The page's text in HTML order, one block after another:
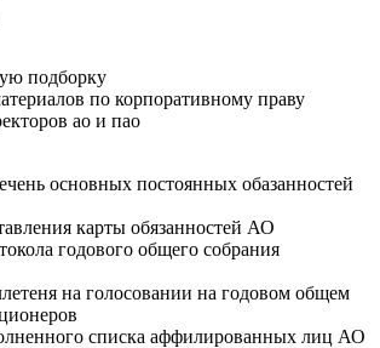
подборку
по корпоративному праву
ао и пао
основных постоянных обазанностей
карты обязанностей АО
годового общего собрания
на голосовании на годовом общем
списка аффилированных лиц АО